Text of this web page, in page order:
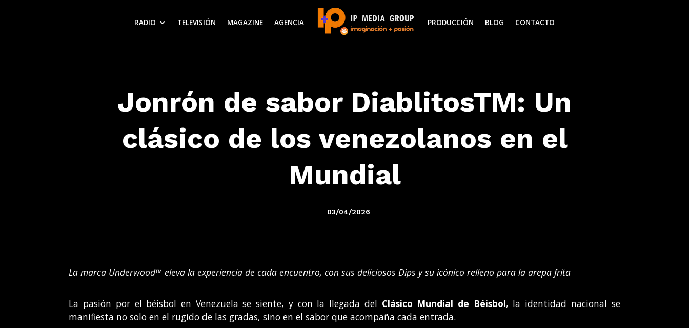
RADIO TELEVISIÓN MAGAZINE AGENCIA PRODUCCIÓN BLOG CONTACTO
Jonrón de sabor DiablitosTM: Un
clásico de los venezolanos en el
Mundial
03/04/2026
La marca Underwood™ eleva la experiencia de cada encuentro, con sus deliciosos Dips y su icónico relleno para la arepa frita
La pasión por el béisbol en Venezuela se siente, y con la llegada del Clásico Mundial de Béisbol, la identidad nacional se
manifiesta no solo en el rugido de las gradas, sino en el sabor que acompaña cada entrada.